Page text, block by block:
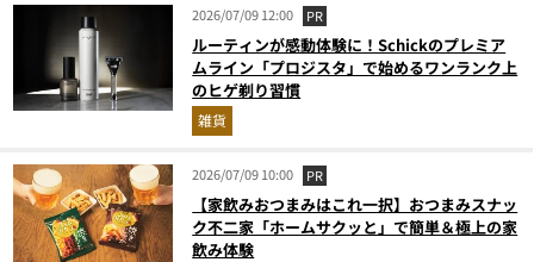
2026/07/09 12:00 PR
ルーティンが感動体験に！Schickのプレミア
ムライン「プロジスタ」で始めるワンランク上
のヒゲ剃り習慣
雑貨
2026/07/09 10:00 PR
【家飲みおつまみはこれ一択】おつまみスナッ
ク不二家「ホームサクッと」で簡単＆極上の家
飲み体験